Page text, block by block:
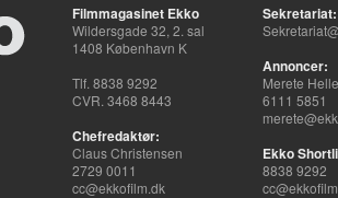
Filmmagasinet Ekko
Wildersgade 32, 2. sal
1408 København K
Tlf. 8838 9292
CVR. 3468 8443
Chefredaktør:
Claus Christensen
2729 0011
cc@ekkofilm.dk
Sekretariat:
Annoncer:
Merete
6111 5851
Ekko
8838 9292